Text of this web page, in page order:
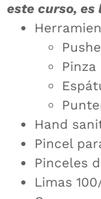
este curso, es
Pinza
Hand
Pincel
Pinceles
Limas